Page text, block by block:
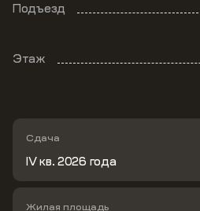
Подъезд
Этаж
Сдача
IV кв. 2026 года
Жилая площадь